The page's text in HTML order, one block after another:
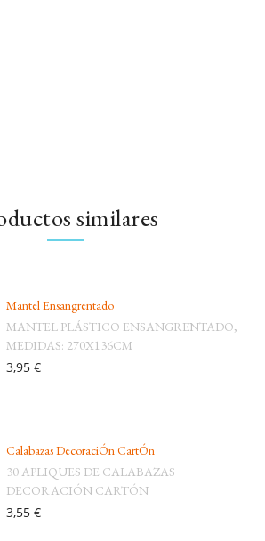
similares
Mantel Ensangrentado
MANTEL PLÁSTICO ENSANGRENTADO,
MEDIDAS: 270X136CM
3,95 €
Calabazas DecoraciÓn CartÓn
30 APLIQUES DE CALABAZAS
DECORACIÓN CARTÓN
3,55 €